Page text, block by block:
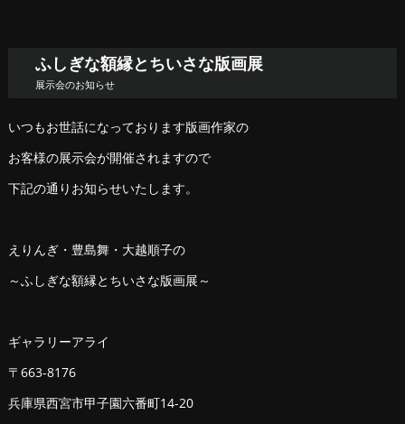
ふしぎな額縁とちいさな版画展
展示会のお知らせ
いつもお世話になっております版画作家の
お客様の展示会が開催されますので
下記の通りお知らせいたします。
えりんぎ・豊島舞・大越順子の
～ふしぎな額縁とちいさな版画展～
ギャラリーアライ
〒663-8176
兵庫県西宮市甲子園六番町14-20